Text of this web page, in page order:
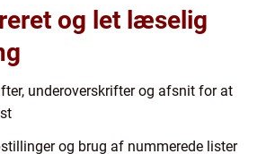
og let læselig
underoverskrifter og afsnit for at
og brug af nummerede lister